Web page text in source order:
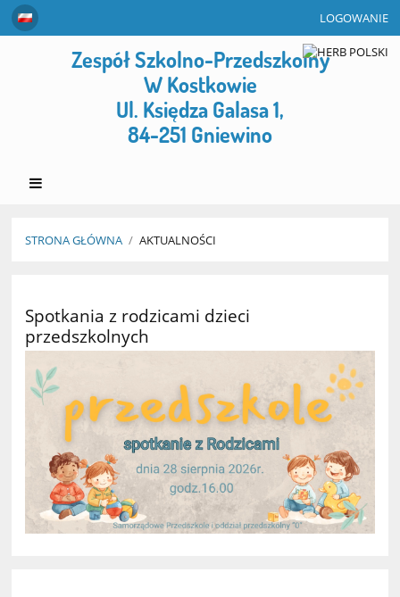
LOGOWANIE
Zespół Szkolno-Przedszkolny
W Kostkowie
Ul. Księdza Galasa 1,
84-251 Gniewino
STRONA GŁÓWNA / AKTUALNOŚCI
Spotkania z rodzicami dzieci
przedszkolnych